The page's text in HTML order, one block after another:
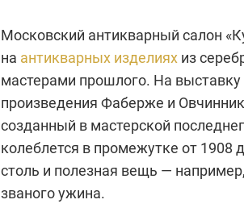
Московский антикварный салон
на антикварных изделиях из
мастерами прошлого. На выставку
произведения Фаберже и
созданный в мастерской
колеблется в промежутке от 1908
столь и полезная вещь — например,
званого ужина.